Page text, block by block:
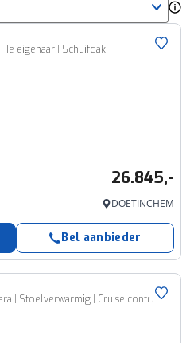
1e eigenaar | Schuifdak
26.845,-
DOETINCHEM
Bel aanbieder
KONA EV Fashion 64 kWh | Camera | Stoelverwarmig | Cruise control adaptief | Head-up display | Dodehoek detectie | Digitaal dashboard | Apple Carplay/Android Auto